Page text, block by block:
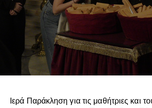
Ιερά Παράκληση για τις μαθήτριες και